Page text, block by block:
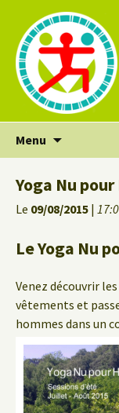
Menu
Yoga Nu
Le 09/08/2015 |
Le Yoga Nu
Venez découvrir
vêtements et
hommes dans un